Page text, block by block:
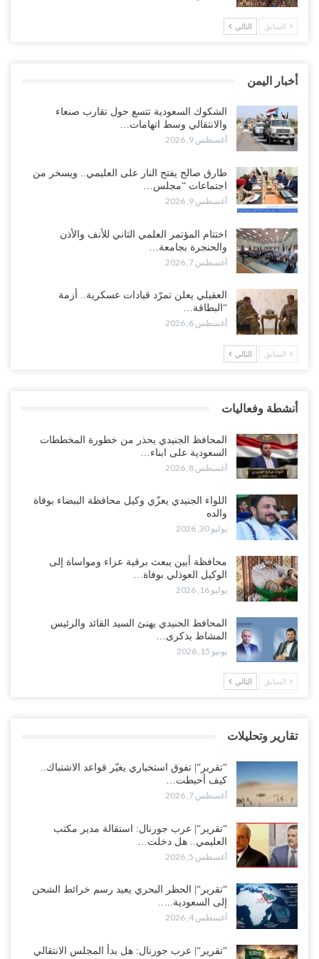
“عدن“| احتجاجاً على تأخر المرتبات.. موظفو المكتب الطبي السعودي
بسبب قرب الانسحاب العسكري الأمريكي من “الشرق الأوسط”..!
أغسطس 8, 2026
شامل..!
أغسطس 8, 2026
إسكات الصوت الحضرمي..!
أغسطس 8, 2026
المحافظ الجنيدي يحذر من خطورة المخططات السعودية على ابناء
الجنوب..!
أغسطس 8, 2026
“تقرير“| تفوق استخباري يغيّر قواعد الاشتباك.. كيف أحبطت صنعاء
فصائل موالية للإمارات..!
أغسطس 7, 2026
في يافع..!
أغسطس 7, 2026
دعوات لتطوير خدمات السمع ومواكبة التقنيات…
أغسطس 7, 2026
“حضرموت“| عصيان مدني واسع ورفض للتجنيد السعودي يوسّعان
المواجهة مع الرياض..!
أغسطس 6, 2026
العقيلي يعلن تمرّد قيادات عسكرية.. أزمة “البطاقة الذكية” تمهّد لإقالات
ضربات صنعاء تربك التحشيدات السعودية شرق اليمن.. خسائر بشرية
وانسحابات وفوضى تعصف بمعسكرات حضرموت ومأرب..!
أغسطس 6, 2026
تداعيات هروب باكريت تتصاعد.. اعتقالات في الرياض وتوتر قبلي يهدد
بتعقيد المشهد في المهرة..!
أغسطس 6, 2026
في أحياء المكلا بالتزامن مع العصيان المدني..!
أغسطس 6, 2026
للسعودية بشأن النفط..!
السابق التالي
أخبار اليمن
الشكوك السعودية تتسع حول تقارب صنعاء
والانتقالي وسط اتهامات…
أغسطس 9, 2026
طارق صالح يفتح النار على العليمي.. ويسخر من
اجتماعات “مجلس…
أغسطس 9, 2026
اختتام المؤتمر العلمي الثاني للأنف والأذن
والحنجرة بجامعة…
أغسطس 7, 2026
العقيلي يعلن تمرّد قيادات عسكرية.. أزمة
“البطاقة…
أغسطس 6, 2026
السابق التالي
أنشطة وفعاليات
المحافظ الجنيدي يحذر من خطورة المخططات
السعودية على ابناء…
أغسطس 8, 2026
اللواء الجنيدي يعزّي وكيل محافظة الببضاء بوفاة
والده
يوليو 30, 2026
محافظة أبين يبعث برقية عزاء ومواساة إلى
الوكيل العوذلي بوفاة…
يوليو 16, 2026
المحافظ الجنيدي يهنئ السيد القائد والرئيس
المشاط بذكرى…
يونيو 15, 2026
السابق التالي
تقارير وتحليلات
“تقرير“| تفوق استخباري يغيّر قواعد الاشتباك..
كيف أحبطت…
أغسطس 7, 2026
“تقرير“| عرب جورنال: استقالة مدير مكتب
العليمي.. هل دخلت…
أغسطس 5, 2026
“تقرير“| الحظر البحري يعيد رسم خرائط الشحن
إلى السعودية..…
أغسطس 4, 2026
“تقرير“| عرب جورنال: هل بدأ المجلس الانتقالي